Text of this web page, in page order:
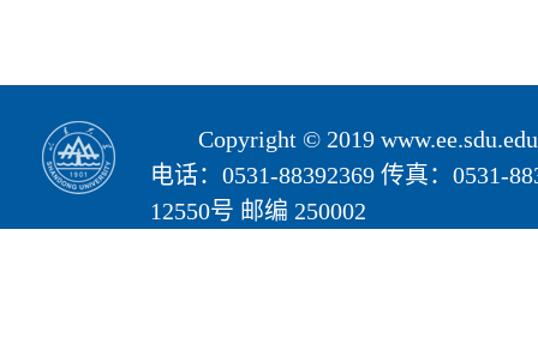
Copyright © 2019
电话：0531-88392369 传真：0531-
12550号 邮编 250002